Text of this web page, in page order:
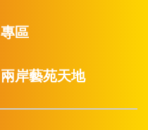
專區
兩岸藝苑天地